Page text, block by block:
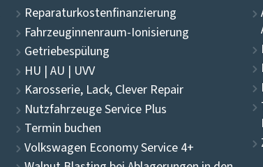
Reparaturkostenfinanzierung
Fahrzeuginnenraum-Ionisierung
Getriebespülung
HU | AU | UVV
Karosserie, Lack, Clever Repair
Nutzfahrzeuge Service Plus
Termin buchen
Volkswagen Economy Service 4+